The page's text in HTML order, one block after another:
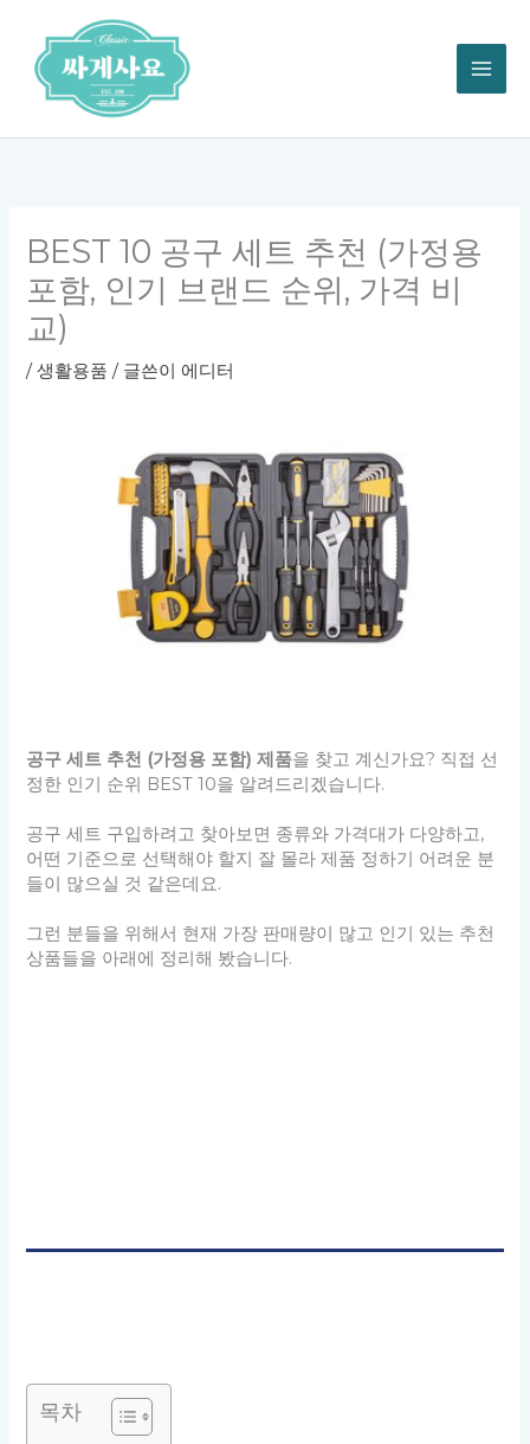
너
BEST 10 공구 세트 추천 (가정용
포함, 인기 브랜드 순위, 가격 비
교)
/생활용품 / 글쓴이 에디터
공구 세트 추천 (가정용 포함) 제품을 찾고 계신가요? 직접 선
정한 인기 순위 BEST 10을 알려드리겠습니다.
공구 세트 구입하려고 찾아보면 종류와 가격대가 다양하고,
어떤 기준으로 선택해야 할지 잘 몰라 제품 정하기 어려운 분
들이 많으실 것 같은데요.
그런 분들을 위해서 현재 가장 판매량이 많고 인기 있는 추천
상품들을 아래에 정리해 봤습니다.
목차